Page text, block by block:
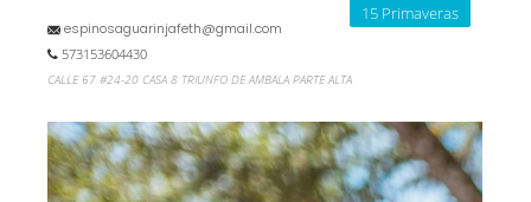
15 Primaveras
espinosaguarinjafeth@gmail.com
573153604430
CALLE 67 #24-20 CASA 8 TRIUNFO DE AMBALA PARTE ALTA